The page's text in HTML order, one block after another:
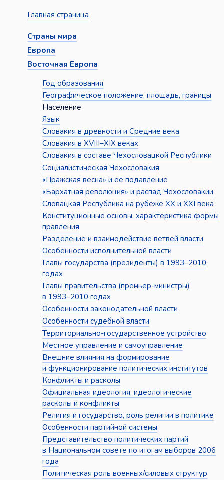
Главная страница
Страны мира
Европа
Восточная Европа
Год образования
Географическое положение, площадь, границы
Население
Язык
Словакия в древности и Средние века
Словакия в XVIII–XIX веках
Словакия в составе Чехословацкой Республики
Социалистическая Чехословакия
«Пражская весна» и её подавление
«Бархатная революция» и распад Чехословакии
Словацкая Республика на рубеже XX и XXI века
Конституционные основы, характеристика формы
правления
Разделение и взаимодействие ветвей власти
Особенности исполнительной власти
Главы государства (президенты) в 1993–2010
годах
Главы правительства (премьер-министры)
в 1993–2010 годах
Особенности законодательной власти
Особенности судебной власти
Территориально-государственное устройство
Местное управление и самоуправление
Внешние влияния на формирование
и функционирование политических институтов
Конфликты и расколы
Официальная идеология, идеологические
расколы и конфликты
Религия и государство, роль религии в политике
Особенности партийной системы
Представительство политических партий
в Национальном совете по итогам выборов 2006
года
Политическая роль военных/силовых структур